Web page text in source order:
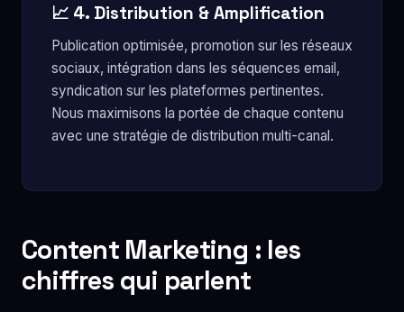
📈 4. Distribution & Amplification
Publication optimisée, promotion sur les réseaux
sociaux, intégration dans les séquences email,
syndication sur les plateformes pertinentes.
Nous maximisons la portée de chaque contenu
avec une stratégie de distribution multi-canal.
Content Marketing : les
chiffres qui parlent